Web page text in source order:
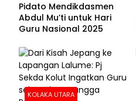
Pidato Mendikdasmen
Abdul Mu’ti untuk Hari
Guru Nasional 2025
KOLAKA UTARA